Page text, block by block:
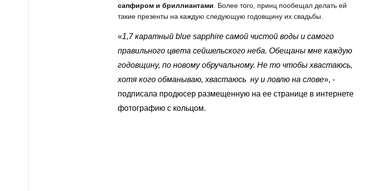
сапфиром и бриллиантами . Более того, принц пообещал делать ей
такие презенты на каждую следующую годовщину их свадьбы.
«1,7 каратный blue sapphire самой чистой воды и самого
правильного цвета сейшельского неба. Обещаны мне каждую
годовщину, по новому обручальному. Не то чтобы хвастаюсь,
хотя кого обманываю, хвастаюсь ну и ловлю на слове», -
подписала продюсер размещенную на ее странице в интернете
фотографию с кольцом.